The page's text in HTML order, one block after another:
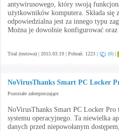
antywirusowego, który swoją
użytkowników komputera. Składa się
odpowiedzialna jest za innego typu
Można je dowolnie konfigurować oraz
Trial (testowa) | 2015.03.19 | Pobrań: 1223 | (0) |
NoVirusThanks Smart PC Locker
Pozostałe zabezpieczające
NoVirusThanks Smart PC Locker Pro
systemu operacyjnego. Ta niewielka
danych przed niepowołanym